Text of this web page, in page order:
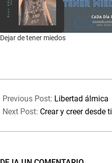
Dejar de tener miedos
12-
07
Previous Post: Libertad álmica
Next Post: Crear y creer desde ti